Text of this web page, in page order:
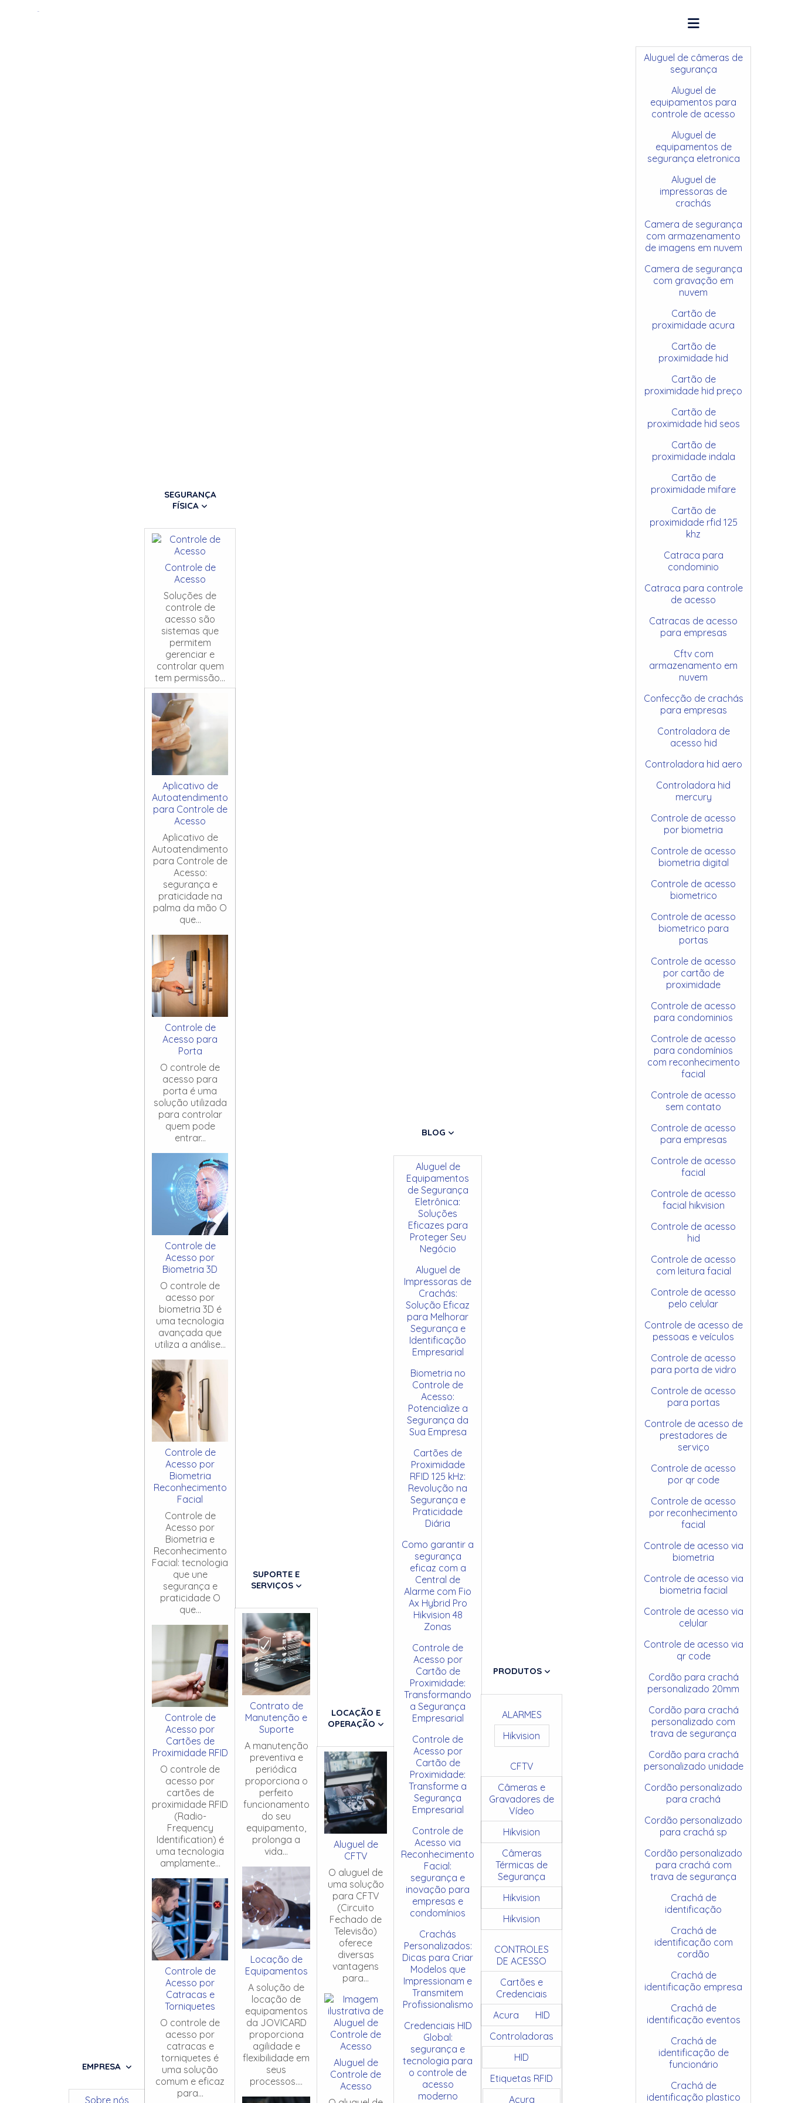
EMPRESA
Sobre nós
SEGURANÇA
FÍSICA
Controle de
Acesso
Soluções de
controle de
acesso são
sistemas que
permitem
gerenciar e
controlar quem
tem permissão...
Aplicativo de
Autoatendimento
para Controle de
Acesso
Aplicativo de
Autoatendimento
para Controle de
Acesso:
segurança e
praticidade na
palma da mão O
que...
Controle de
Acesso para
Porta
O controle de
acesso para
porta é uma
solução utilizada
para controlar
quem pode
entrar...
Controle de
Acesso por
Biometria 3D
O controle de
acesso por
biometria 3D é
uma tecnologia
avançada que
utiliza a análise...
Controle de
Acesso por
Biometria
Reconhecimento
Facial
Controle de
Acesso por
Biometria e
Reconhecimento
Facial: tecnologia
que une
segurança e
praticidade O
que...
Controle de
Acesso por
Cartões de
Proximidade RFID
O controle de
acesso por
cartões de
proximidade RFID
(Radio-
Frequency
Identification) é
uma tecnologia
amplamente...
Controle de
Acesso por
Catracas e
Torniquetes
O controle de
acesso por
catracas e
torniquetes é
uma solução
comum e eficaz
para...
SUPORTE E
SERVIÇOS
Contrato de
Manutenção e
Suporte
A manutenção
preventiva e
periódica
proporciona o
perfeito
funcionamento
do seu
equipamento,
prolonga a
vida...
Locação de
Equipamentos
A solução de
locação de
equipamentos
da JOVICARD
proporciona
agilidade e
flexibilidade em
seus
processos....
LOCAÇÃO E
OPERAÇÃO
Aluguel de
CFTV
O aluguel de
uma solução
para CFTV
(Circuito
Fechado de
Televisão)
oferece
diversas
vantagens
para...
Aluguel de
Controle de
Acesso
BLOG
Aluguel de
Equipamentos
de Segurança
Eletrônica:
Soluções
Eficazes para
Proteger Seu
Negócio
Aluguel de
Impressoras de
Crachás:
Solução Eficaz
para Melhorar
Segurança e
Identificação
Empresarial
Biometria no
Controle de
Acesso:
Potencialize a
Segurança da
Sua Empresa
Cartões de
Proximidade
RFID 125 kHz:
Revolução na
Segurança e
Praticidade
Diária
Como garantir a
segurança
eficaz com a
Central de
Alarme com Fio
Ax Hybrid Pro
Hikvision 48
Zonas
Controle de
Acesso por
Cartão de
Proximidade:
Transformando
a Segurança
Empresarial
Controle de
Acesso por
Cartão de
Proximidade:
Transforme a
Segurança
Empresarial
Controle de
Acesso via
Reconhecimento
Facial:
segurança e
inovação para
empresas e
condomínios
Crachás
Personalizados:
Dicas para Criar
Modelos que
Impressionam e
Transmitem
Profissionalismo
Credenciais HID
Global:
segurança e
tecnologia para
o controle de
acesso
moderno
PRODUTOS
ALARMES
Hikvision
CFTV
Câmeras e
Gravadores de
Vídeo
Hikvision
Câmeras
Térmicas de
Segurança
Hikvision
Hikvision
CONTROLES
DE ACESSO
Cartões e
Credenciais
Acura
HID
Controladoras
HID
Etiquetas RFID
Acura
Aluguel de câmeras de
segurança
Aluguel de
equipamentos para
controle de acesso
Aluguel de
equipamentos de
segurança eletronica
Aluguel de
impressoras de
crachás
Camera de segurança
com armazenamento
de imagens em nuvem
Camera de segurança
com gravação em
nuvem
Cartão de
proximidade acura
Cartão de
proximidade hid
Cartão de
proximidade hid preço
Cartão de
proximidade hid seos
Cartão de
proximidade indala
Cartão de
proximidade mifare
Cartão de
proximidade rfid 125
khz
Catraca para
condominio
Catraca para controle
de acesso
Catracas de acesso
para empresas
Cftv com
armazenamento em
nuvem
Confecção de crachás
para empresas
Controladora de
acesso hid
Controladora hid aero
Controladora hid
mercury
Controle de acesso
por biometria
Controle de acesso
biometria digital
Controle de acesso
biometrico
Controle de acesso
biometrico para
portas
Controle de acesso
por cartão de
proximidade
Controle de acesso
para condominios
Controle de acesso
para condomínios
com reconhecimento
facial
Controle de acesso
sem contato
Controle de acesso
para empresas
Controle de acesso
facial
Controle de acesso
facial hikvision
Controle de acesso
hid
Controle de acesso
com leitura facial
Controle de acesso
pelo celular
Controle de acesso de
pessoas e veículos
Controle de acesso
para porta de vidro
Controle de acesso
para portas
Controle de acesso de
prestadores de
serviço
Controle de acesso
por qr code
Controle de acesso
por reconhecimento
facial
Controle de acesso via
biometria
Controle de acesso via
biometria facial
Controle de acesso via
celular
Controle de acesso via
qr code
Cordão para crachá
personalizado 20mm
Cordão para crachá
personalizado com
trava de segurança
Cordão para crachá
personalizado unidade
Cordão personalizado
para crachá
Cordão personalizado
para crachá sp
Cordão personalizado
para crachá com
trava de segurança
Crachá de
identificação
Crachá de
identificação com
cordão
Crachá de
identificação empresa
Crachá de
identificação eventos
Crachá de
identificação de
funcionário
Crachá de
identificação plastico